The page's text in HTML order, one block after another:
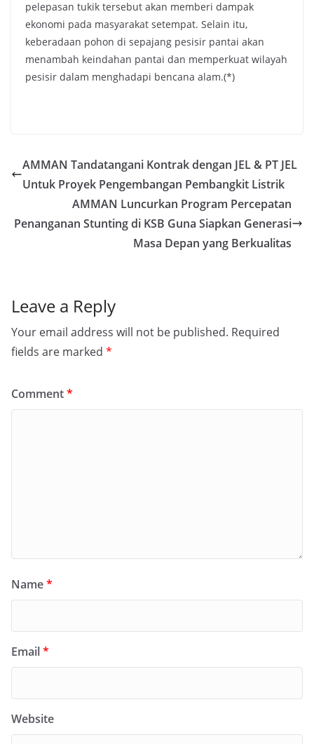
pelepasan tukik tersebut akan memberi dampak
ekonomi pada masyarakat setempat. Selain itu,
keberadaan pohon di sepajang pesisir pantai akan
menambah keindahan pantai dan memperkuat wilayah
pesisir dalam menghadapi bencana alam.(*)
AMMAN Tandatangani Kontrak dengan JEL & PT JEL
Untuk Proyek Pengembangan Pembangkit Listrik
AMMAN Luncurkan Program Percepatan
Penanganan Stunting di KSB Guna Siapkan Generasi
Masa Depan yang Berkualitas
Leave a Reply
Your email address will not be published. Required
fields are marked *
Comment*
Name*
Email*
Website